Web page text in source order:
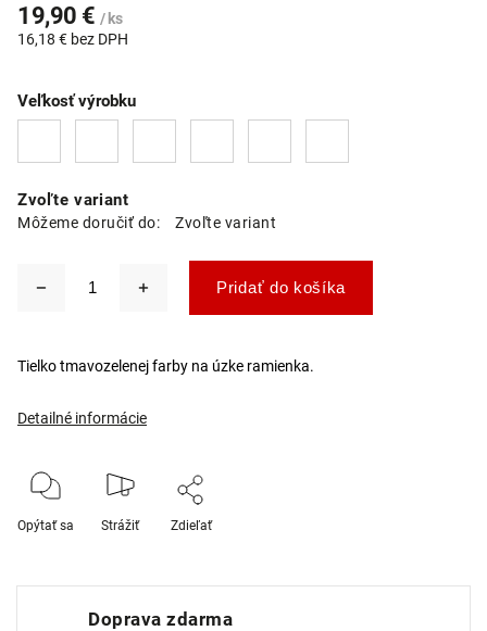
19,90 € / ks
16,18 € bez DPH
Zvoľte variant
Môžeme doručiť do: Zvoľte variant
Veľkosť výrobku
Pridať do košíka
Tielko tmavozelenej farby na úzke ramienka.
Detailné informácie
Opýtať sa Strážiť Zdieľať
Doprava zdarma